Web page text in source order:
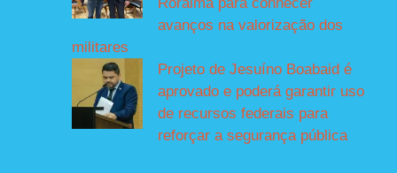
avanços na valorização dos
militares
Projeto de Jesuíno Boabaid é
aprovado e poderá garantir uso
de recursos federais para
reforçar a segurança pública